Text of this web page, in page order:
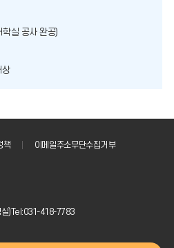
학실 공사 완공)
상
책
이메일주소무단수집거부
실)Tel:031-418-7783